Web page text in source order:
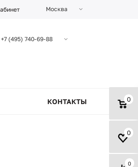
Москва
+7 (495) 740-69-88
0
0
0
КОНТАКТЫ